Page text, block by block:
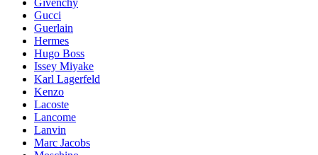
Givenchy
Gucci
Guerlain
Hermes
Hugo Boss
Issey Miyake
Karl Lagerfeld
Kenzo
Lacoste
Lancome
Lanvin
Marc Jacobs